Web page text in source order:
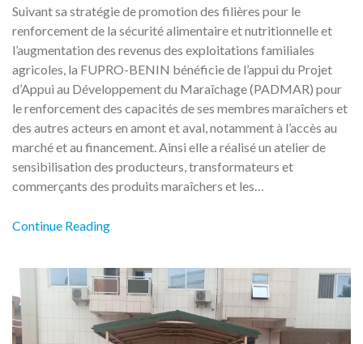
Suivant sa stratégie de promotion des filières pour le
renforcement de la sécurité alimentaire et nutritionnelle et
l’augmentation des revenus des exploitations familiales
agricoles, la FUPRO-BENIN bénéficie de l’appui du Projet
d’Appui au Développement du Maraîchage (PADMAR) pour
le renforcement des capacités de ses membres maraîchers et
des autres acteurs en amont et aval, notamment à l’accès au
marché et au financement. Ainsi elle a réalisé un atelier de
sensibilisation des producteurs, transformateurs et
commerçants des produits maraîchers et les…
Continue Reading